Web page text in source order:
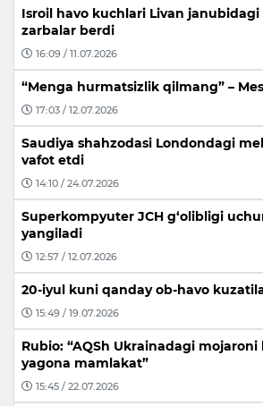
Isroil havo kuchlari Livan
zarbalar berdi
16:09 / 11.07.2026
“Menga hurmatsizlik qilmang” –
17:03 / 12.07.2026
Saudiya shahzodasi Londondagi
vafot etdi
14:10 / 24.07.2026
Superkompyuter JCH g‘olibligi
yangiladi
12:57 / 12.07.2026
20-iyul kuni qanday ob-havo
15:49 / 19.07.2026
Rubio: “AQSh Ukrainadagi
yagona mamlakat”
15:45 / 22.07.2026